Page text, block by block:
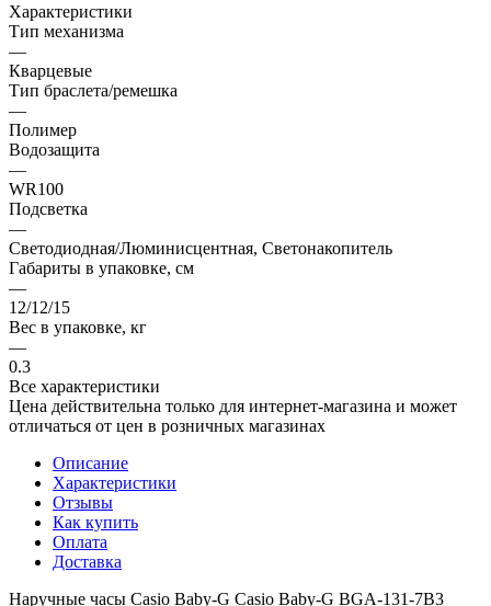
Характеристики
Тип механизма
—
Кварцевые
Тип браслета/ремешка
—
Полимер
Водозащита
—
WR100
Подсветка
—
Светодиодная/Люминисцентная, Светонакопитель
Габариты в упаковке, см
—
12/12/15
Вес в упаковке, кг
—
0.3
Все характеристики
Цена действительна только для интернет-магазина и может
отличаться от цен в розничных магазинах
Описание
Характеристики
Отзывы
Как купить
Оплата
Доставка
Наручные часы Casio Baby-G Casio Baby-G BGA-131-7B3